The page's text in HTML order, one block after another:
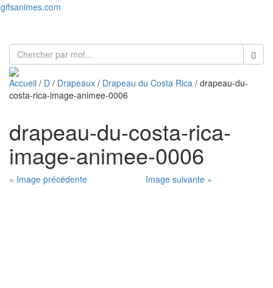
gifsanimes.com
Accueil / D / Drapeaux / Drapeau du Costa Rica / drapeau-du-
costa-rica-image-animee-0006
drapeau-du-costa-rica-
image-animee-0006
« Image précédente Image suivante »